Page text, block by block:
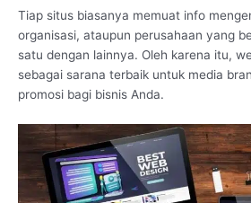
Tiap situs biasanya memuat info
organisasi, ataupun perusahaan yang
satu dengan lainnya. Oleh karena itu,
sebagai sarana terbaik untuk media
promosi bagi bisnis Anda.